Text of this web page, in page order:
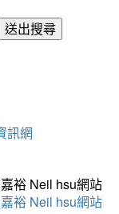
送出搜尋
訊網
裕 Neil hsu網站
裕 Neil hsu網站